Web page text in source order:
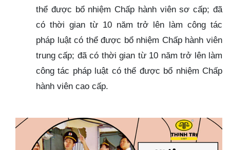
thể được bổ nhiệm Chấp hành viên sơ cấp; đã
có thời gian từ 10 năm trở lên làm công tác
pháp luật có thể được bổ nhiệm Chấp hành viên
trung cấp; đã có thời gian từ 10 năm trở lên làm
công tác pháp luật có thể được bổ nhiệm Chấp
hành viên cao cấp.